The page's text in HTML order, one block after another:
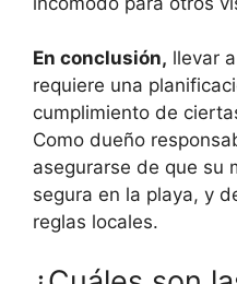
En conclusión, llevar
requiere una
cumplimiento de
Como dueño
asegurarse de que su
segura en la playa, y
reglas locales.